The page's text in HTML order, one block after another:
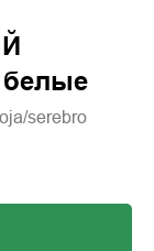
serebro